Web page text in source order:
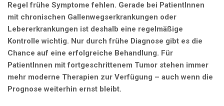
Regel frühe Symptome fehlen. Gerade bei PatientInnen
mit chronischen Gallenwegserkrankungen oder
Lebererkrankungen ist deshalb eine regelmäßige
Kontrolle wichtig. Nur durch frühe Diagnose gibt es die
Chance auf eine erfolgreiche Behandlung. Für
PatientInnen mit fortgeschrittenem Tumor stehen immer
mehr moderne Therapien zur Verfügung – auch wenn die
Prognose weiterhin ernst bleibt.